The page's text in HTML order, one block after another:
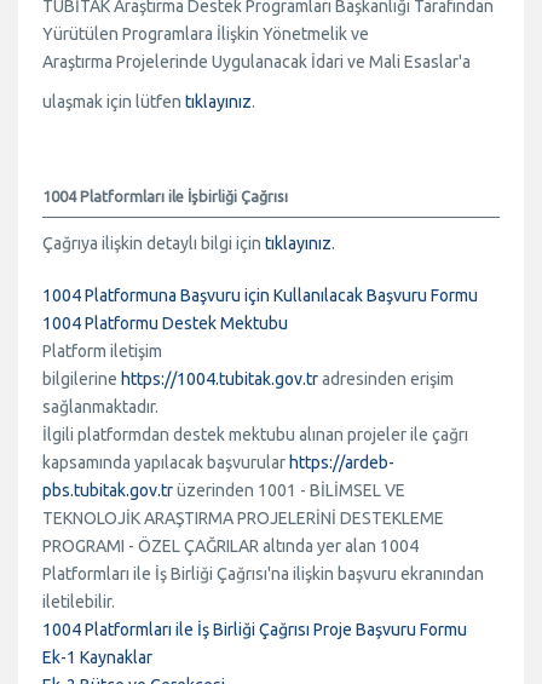
TÜBİTAK Araştırma Destek Programları Başkanlığı Tarafından
Yürütülen Programlara İlişkin Yönetmelik ve
Araştırma Projelerinde Uygulanacak İdari ve Mali Esaslar'a
ulaşmak için lütfen tıklayınız.
1004 Platformları ile İşbirliği Çağrısı
Çağrıya ilişkin detaylı bilgi için tıklayınız.
1004 Platformuna Başvuru için Kullanılacak Başvuru Formu
1004 Platformu Destek Mektubu
Platform iletişim
bilgilerine https://1004.tubitak.gov.tradresinden erişim
sağlanmaktadır.
İlgili platformdan destek mektubu alınan projeler ile çağrı
kapsamında yapılacak başvurular https://ardeb-
pbs.tubitak.gov.trüzerinden 1001 - BİLİMSEL VE
TEKNOLOJİK ARAŞTIRMA PROJELERİNİ DESTEKLEME
PROGRAMI - ÖZEL ÇAĞRILAR altında yer alan 1004
Platformları ile İş Birliği Çağrısı'na ilişkin başvuru ekranından
iletilebilir.
1004 Platformları ile İş Birliği Çağrısı Proje Başvuru Formu
Ek-1 Kaynaklar